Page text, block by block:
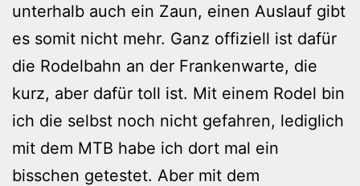
unterhalb auch ein Zaun, einen Auslauf gibt
es somit nicht mehr. Ganz offiziell ist dafür
die Rodelbahn an der Frankenwarte, die
kurz, aber dafür toll ist. Mit einem Rodel bin
ich die selbst noch nicht gefahren, lediglich
mit dem MTB habe ich dort mal ein
bisschen getestet. Aber mit dem